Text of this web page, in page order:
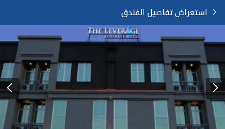
استعراض تفاصيل الفندق